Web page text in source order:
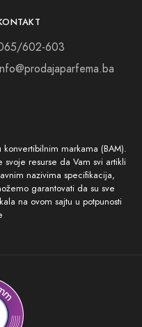
602-603
markama (BAM).
resurse da Vam svi artikli
nazivima specifikacija,
garantovati da su sve
na ovom sajtu u potpunosti